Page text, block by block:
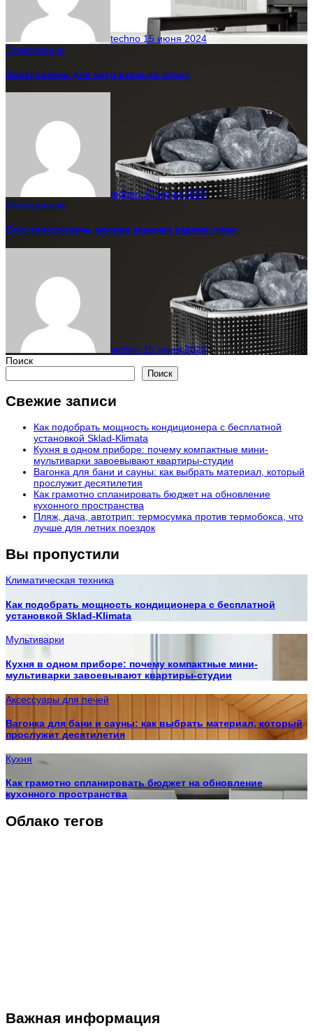
techno 15 июня 2024
Электропечи
Электропечь для саун сколько стоит
techno15 июня 2024
Электропечи
Ооо электропечь москва каменка карина-люкс
techno 15 июня 2024
Поиск
Поиск
Свежие записи
Как подобрать мощность кондиционера с бесплатной
установкой Sklad-Klimata
Кухня в одном приборе: почему компактные мини-
мультиварки завоевывают квартиры-студии
Вагонка для бани и сауны: как выбрать материал, который
прослужит десятилетия
Как грамотно спланировать бюджет на обновление
кухонного пространства
Пляж, дача, автотрип: термосумка против термобокса, что
лучше для летних поездок
Вы пропустили
Климатическая техника
Как подобрать мощность кондиционера с бесплатной
установкой Sklad-Klimata
Мультиварки
Кухня в одном приборе: почему компактные мини-
мультиварки завоевывают квартиры-студии
Аксессуары для печей
Вагонка для бани и сауны: как выбрать материал, который
прослужит десятилетия
Кухня
Как грамотно спланировать бюджет на обновление
кухонного пространства
Облако тегов
Важная информация